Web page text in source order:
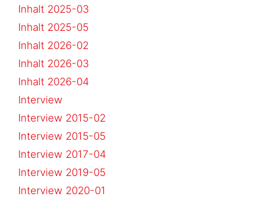
Inhalt 2025-03
Inhalt 2025-05
Inhalt 2026-02
Inhalt 2026-03
Inhalt 2026-04
Interview
Interview 2015-02
Interview 2015-05
Interview 2017-04
Interview 2019-05
Interview 2020-01